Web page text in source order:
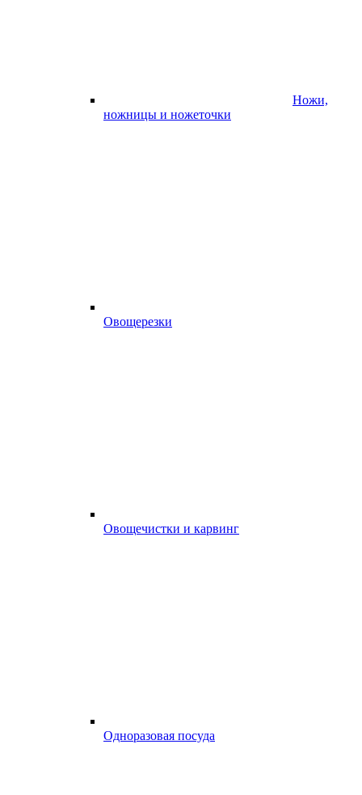
Ножи,
ножницы и ножеточки
Овощерезки
Овощечистки и карвинг
Одноразовая посуда